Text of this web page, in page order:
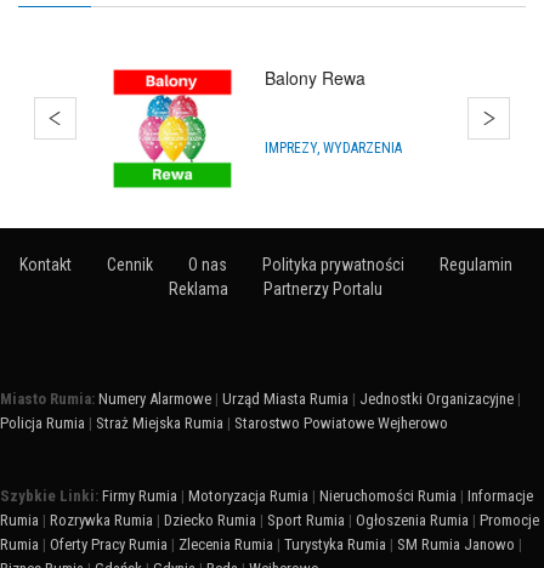
Balony Rumia
ARTYKUŁY NA IMPREZY
Kontakt Cennik O nas Polityka prywatności
Regulamin
Reklama
Partnerzy Portalu
Miasto Rumia: Numery Alarmowe | Urząd Miasta Rumia | Jednostki Organizacyjne |
Policja Rumia | Straż Miejska Rumia | Starostwo Powiatowe Wejherowo
Szybkie Linki: Firmy Rumia | Motoryzacja Rumia | Nieruchomości Rumia | Informacje
Rumia | Rozrywka Rumia | Dziecko Rumia | Sport Rumia | Ogłoszenia Rumia | Promocje
Rumia | Oferty Pracy Rumia | Zlecenia Rumia | Turystyka Rumia | SM Rumia Janowo |